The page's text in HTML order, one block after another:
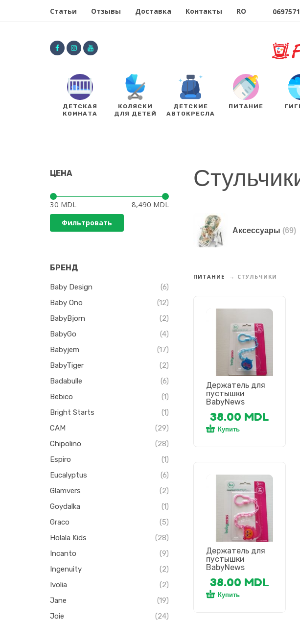
Статьи Отзывы Доставка Контакты RO
ДЕТСКАЯ
КОМНАТА
КОЛЯСКИ
ДЛЯ ДЕТЕЙ
ДЕТСКИЕ
АВТОКРЕСЛА
ПИТАНИЕ
ЦЕНА
Фильтровать
30 MDL 8,490 MDL
БРЕНД
Baby Design
(6)
Baby Ono
(12)
BabyBjorn
(2)
BabyGo
(4)
Babyjem
(17)
BabyTiger
(2)
Badabulle
(6)
Bebico
(1)
Bright Starts
(1)
CAM
(29)
Chipolino
(28)
Espiro
(1)
Eucalyptus
(6)
Glamvers
(2)
Goydalka
(1)
Graco
(5)
Holala Kids
(28)
Incanto
(9)
Ingenuity
(2)
Ivolia
(2)
Jane
(19)
Joie
(24)
Аксессуары (69)
ПИТАНИЕ СТУЛЬЧИКИ
Держатель для
пустышки
BabyNews
38.00 MDL
Купить
Держатель для
пустышки
BabyNews
38.00 MDL
Купить